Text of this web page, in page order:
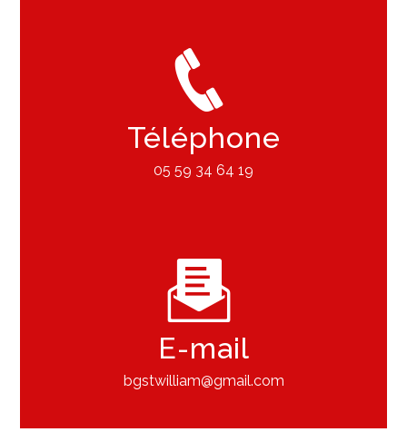
Téléphone
05 59 34 64 19
E-mail
bgstwilliam@gmail.com